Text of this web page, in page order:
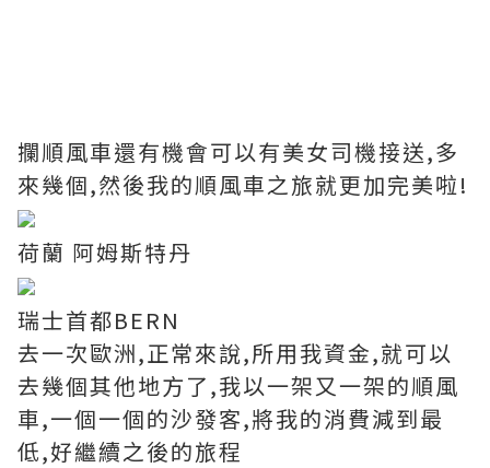
攔順風車還有機會可以有美女司機接送,多
來幾個,然後我的順風車之旅就更加完美啦!
荷蘭 阿姆斯特丹
瑞士首都BERN
去一次歐洲,正常來說,所用我資金,就可以
去幾個其他地方了,我以一架又一架的順風
車,一個一個的沙發客,將我的消費減到最
低,好繼續之後的旅程